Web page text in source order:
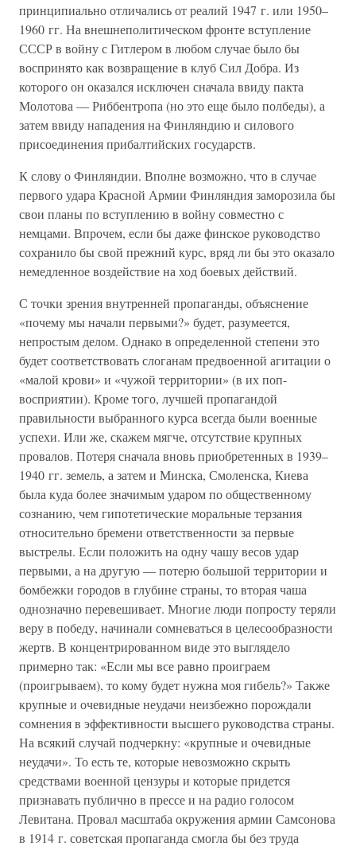
принципиально отличались от реалий 1947 г. или 1950–
1960 гг. На внешнеполитическом фронте вступление
СССР в войну с Гитлером в любом случае было бы
воспринято как возвращение в клуб Сил Добра. Из
которого он оказался исключен сначала ввиду пакта
Молотова — Риббентропа (но это еще было полбеды), а
затем ввиду нападения на Финляндию и силового
присоединения прибалтийских государств.
К слову о Финляндии. Вполне возможно, что в случае
первого удара Красной Армии Финляндия заморозила бы
свои планы по вступлению в войну совместно с
немцами. Впрочем, если бы даже финское руководство
сохранило бы свой прежний курс, вряд ли бы это оказало
немедленное воздействие на ход боевых действий.
С точки зрения внутренней пропаганды, объяснение
«почему мы начали первыми?» будет, разумеется,
непростым делом. Однако в определенной степени это
будет соответствовать слоганам предвоенной агитации о
«малой крови» и «чужой территории» (в их поп-
восприятии). Кроме того, лучшей пропагандой
правильности выбранного курса всегда были военные
успехи. Или же, скажем мягче, отсутствие крупных
провалов. Потеря сначала вновь приобретенных в 1939–
1940 гг. земель, а затем и Минска, Смоленска, Киева
была куда более значимым ударом по общественному
сознанию, чем гипотетические моральные терзания
относительно бремени ответственности за первые
выстрелы. Если положить на одну чашу весов удар
первыми, а на другую — потерю большой территории и
бомбежки городов в глубине страны, то вторая чаша
однозначно перевешивает. Многие люди попросту теряли
веру в победу, начинали сомневаться в целесообразности
жертв. В концентрированном виде это выглядело
примерно так: «Если мы все равно проиграем
(проигрываем), то кому будет нужна моя гибель?» Также
крупные и очевидные неудачи неизбежно порождали
сомнения в эффективности высшего руководства страны.
На всякий случай подчеркну: «крупные и очевидные
неудачи». То есть те, которые невозможно скрыть
средствами военной цензуры и которые придется
признавать публично в прессе и на радио голосом
Левитана. Провал масштаба окружения армии Самсонова
в 1914 г. советская пропаганда смогла бы без труда